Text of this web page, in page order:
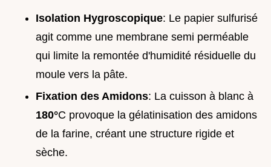
Isolation Hygroscopique: Le papier sulfurisé
agit comme une membrane semi perméable
qui limite la remontée d'humidité résiduelle du
moule vers la pâte.
Fixation des Amidons: La cuisson à blanc à
180°C provoque la gélatinisation des amidons
de la farine, créant une structure rigide et
sèche.